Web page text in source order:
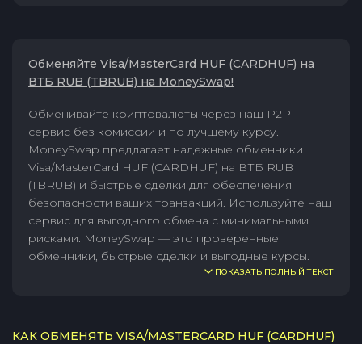
Обменяйте Visa/MasterCard HUF (CARDHUF) на
ВТБ RUB (TBRUB) на MoneySwap!
Обменивайте криптовалюты через наш P2P-
сервис без комиссии и по лучшему курсу.
MoneySwap предлагает надежные обменники
Visa/MasterCard HUF (CARDHUF) на ВТБ RUB
(TBRUB) и быстрые сделки для обеспечения
безопасности ваших транзакций. Используйте наш
сервис для выгодного обмена с минимальными
рисками. MoneySwap — это проверенные
обменники, быстрые сделки и выгодные курсы.
ПОКАЗАТЬ ПОЛНЫЙ ТЕКСТ
КАК ОБМЕНЯТЬ VISA/MASTERCARD HUF (CARDHUF)